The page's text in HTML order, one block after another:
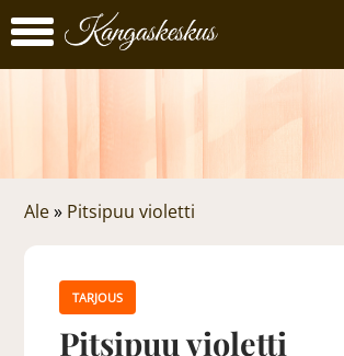
Ale » Pitsipuu violetti
TARJOUS
Pitsipuu violetti